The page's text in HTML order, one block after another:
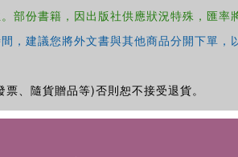
份書籍，因出版社供應狀況特殊，匯率
建議您將外文書與其他商品分開下單，
、隨貨贈品等)否則恕不接受退貨。